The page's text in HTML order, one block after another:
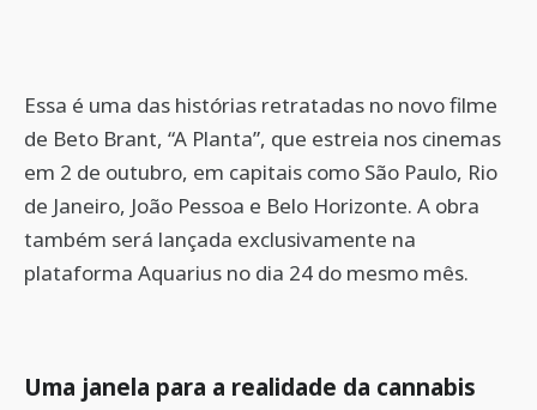
Essa é uma das histórias retratadas no novo filme
de Beto Brant, “A Planta”, que estreia nos cinemas
em 2 de outubro, em capitais como São Paulo, Rio
de Janeiro, João Pessoa e Belo Horizonte. A obra
também será lançada exclusivamente na
plataforma Aquarius no dia 24 do mesmo mês.
Uma janela para a realidade da cannabis